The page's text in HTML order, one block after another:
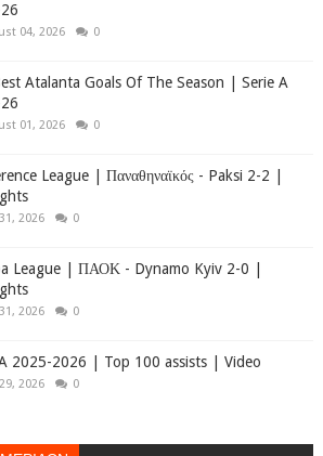
04, 2026 0
Atalanta Goals Of The Season | Serie A
01, 2026 0
League | Παναθηναϊκός - Paksi 2-2 |
31, 2026 0
League | ΠΑΟΚ - Dynamo Kyiv 2-0 |
31, 2026 0
2025-2026 | Top 100 assists | Video
29, 2026 0